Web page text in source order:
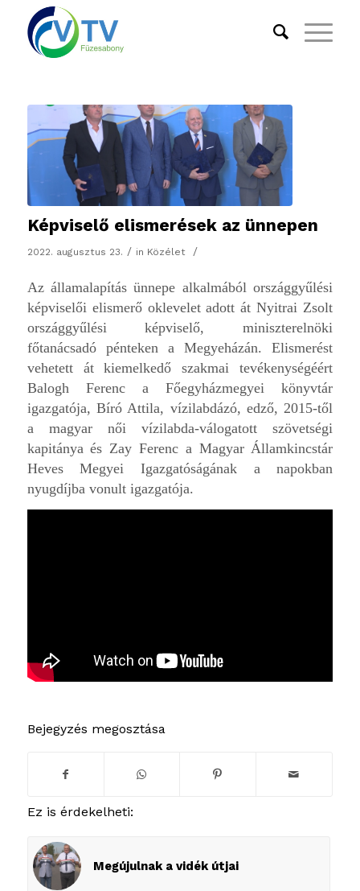
Képviselő elismerések az ünnepen
2022. augusztus 23. / in Közélet /
Az államalapítás ünnepe alkalmából országgyűlési
képviselői elismerő oklevelet adott át Nyitrai Zsolt
országgyűlési képviselő, miniszterelnöki
főtanácsadó pénteken a Megyeházán. Elismerést
vehetett át kiemelkedő szakmai tevékenységéért
Balogh Ferenc a Főegyházmegyei könyvtár
igazgatója, Bíró Attila, vízilabdázó, edző, 2015-től
a magyar női vízilabda-válogatott szövetségi
kapitánya és Zay Ferenc a Magyar Államkincstár
Heves Megyei Igazgatóságának a napokban
nyugdíjba vonult igazgatója.
Bejegyzés megosztása
Ez is érdekelheti:
Megújulnak a vidék útjai